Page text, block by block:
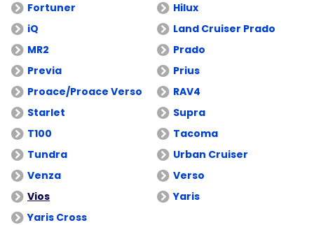
Fortuner
Hilux
iQ
Land Cruiser Prado
MR2
Prado
Previa
Prius
Proace/Proace Verso
RAV4
Starlet
Supra
T100
Tacoma
Tundra
Urban Cruiser
Venza
Verso
Vios
Yaris
Yaris Cross